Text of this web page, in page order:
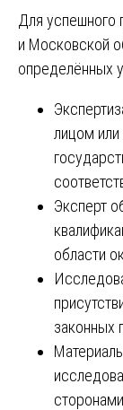
Для успешного
и Московской
определённых
лицом
Эксперт
области
законных